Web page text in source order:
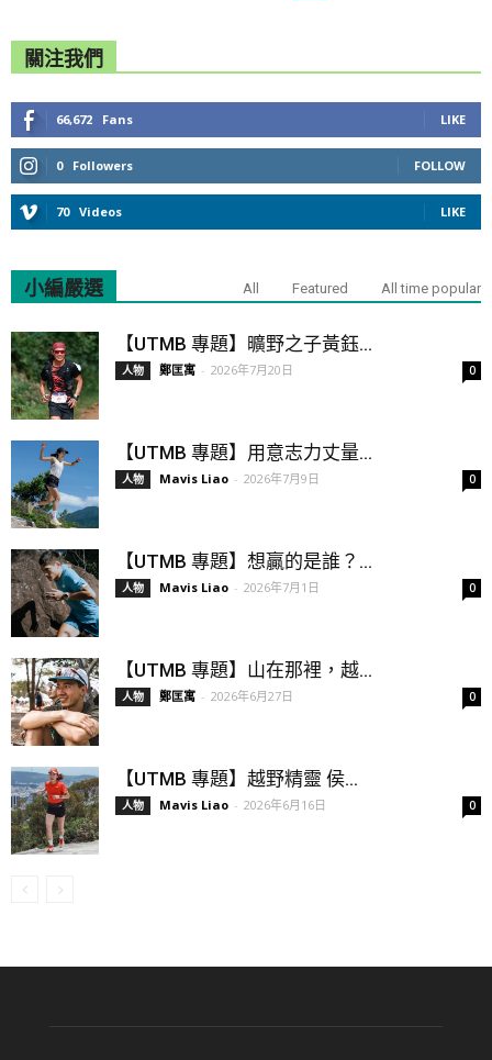
關注我們
66,672 Fans LIKE
0 Followers FOLLOW
70 Videos LIKE
小編嚴選 All Featured All time popular
【UTMB 專題】曠野之子黃鈺...
人物 鄭匡寓 - 2026年7月20日 0
【UTMB 專題】用意志力丈量...
人物 Mavis Liao - 2026年7月9日 0
【UTMB 專題】想贏的是誰？...
人物 Mavis Liao - 2026年7月1日 0
【UTMB 專題】山在那裡，越...
人物 鄭匡寓 - 2026年6月27日 0
【UTMB 專題】越野精靈 侯...
人物 Mavis Liao - 2026年6月16日 0